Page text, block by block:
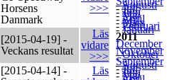
Horsens
Danmark
>>>
[2015-04-19] -
Veckans resultat
Läs
vidare
>>>
[2015-04-14] -
Läs
-Augusti
-Juli
-Juni
- Maj
- April
-Mars
-Februari
- Januari
2011
-
December
-
November
-Oktober
-
September
-Augusti
-Juli
-Juni
- Maj